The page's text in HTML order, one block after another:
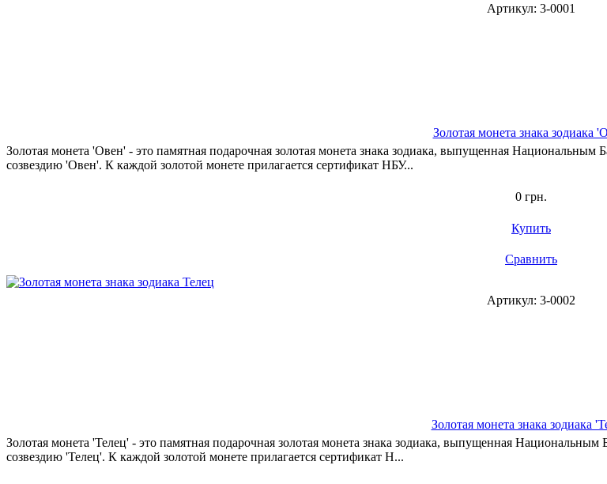
Артикул: 3-0001
Золотая монета знака зодиака
Золотая монета 'Овен' - это памятная подарочная золотая монета знака зодиака, выпущенная
созвездию 'Овен'. К каждой золотой монете прилагается сертификат НБУ...
0 грн.
Купить
Сравнить
Артикул: 3-0002
Золотая монета знака зодиака
Золотая монета 'Телец' - это памятная подарочная золотая монета знака зодиака, выпущенная
созвездию 'Телец'. К каждой золотой монете прилагается сертификат Н...